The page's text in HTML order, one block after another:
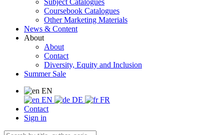
Subject Catalogues
Coursebook Catalogues
Other Marketing Materials
News & Content
About
About
Contact
Diversity, Equity and Inclusion
Summer Sale
EN
EN
DE
FR
Contact
Sign in